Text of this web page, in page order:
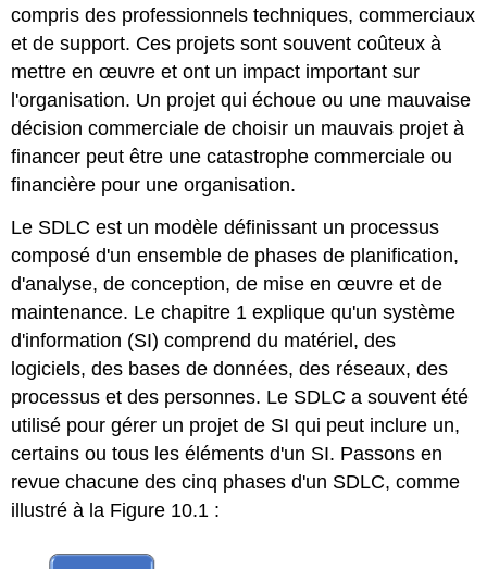
compris des professionnels techniques, commerciaux
et de support. Ces projets sont souvent coûteux à
mettre en œuvre et ont un impact important sur
l'organisation. Un projet qui échoue ou une mauvaise
décision commerciale de choisir un mauvais projet à
financer peut être une catastrophe commerciale ou
financière pour une organisation.
Le SDLC est un modèle définissant un processus
composé d'un ensemble de phases de planification,
d'analyse, de conception, de mise en œuvre et de
maintenance. Le chapitre 1 explique qu'un système
d'information (SI) comprend du matériel, des
logiciels, des bases de données, des réseaux, des
processus et des personnes. Le SDLC a souvent été
utilisé pour gérer un projet de SI qui peut inclure un,
certains ou tous les éléments d'un SI. Passons en
revue chacune des cinq phases d'un SDLC, comme
illustré à la Figure 10.1 :